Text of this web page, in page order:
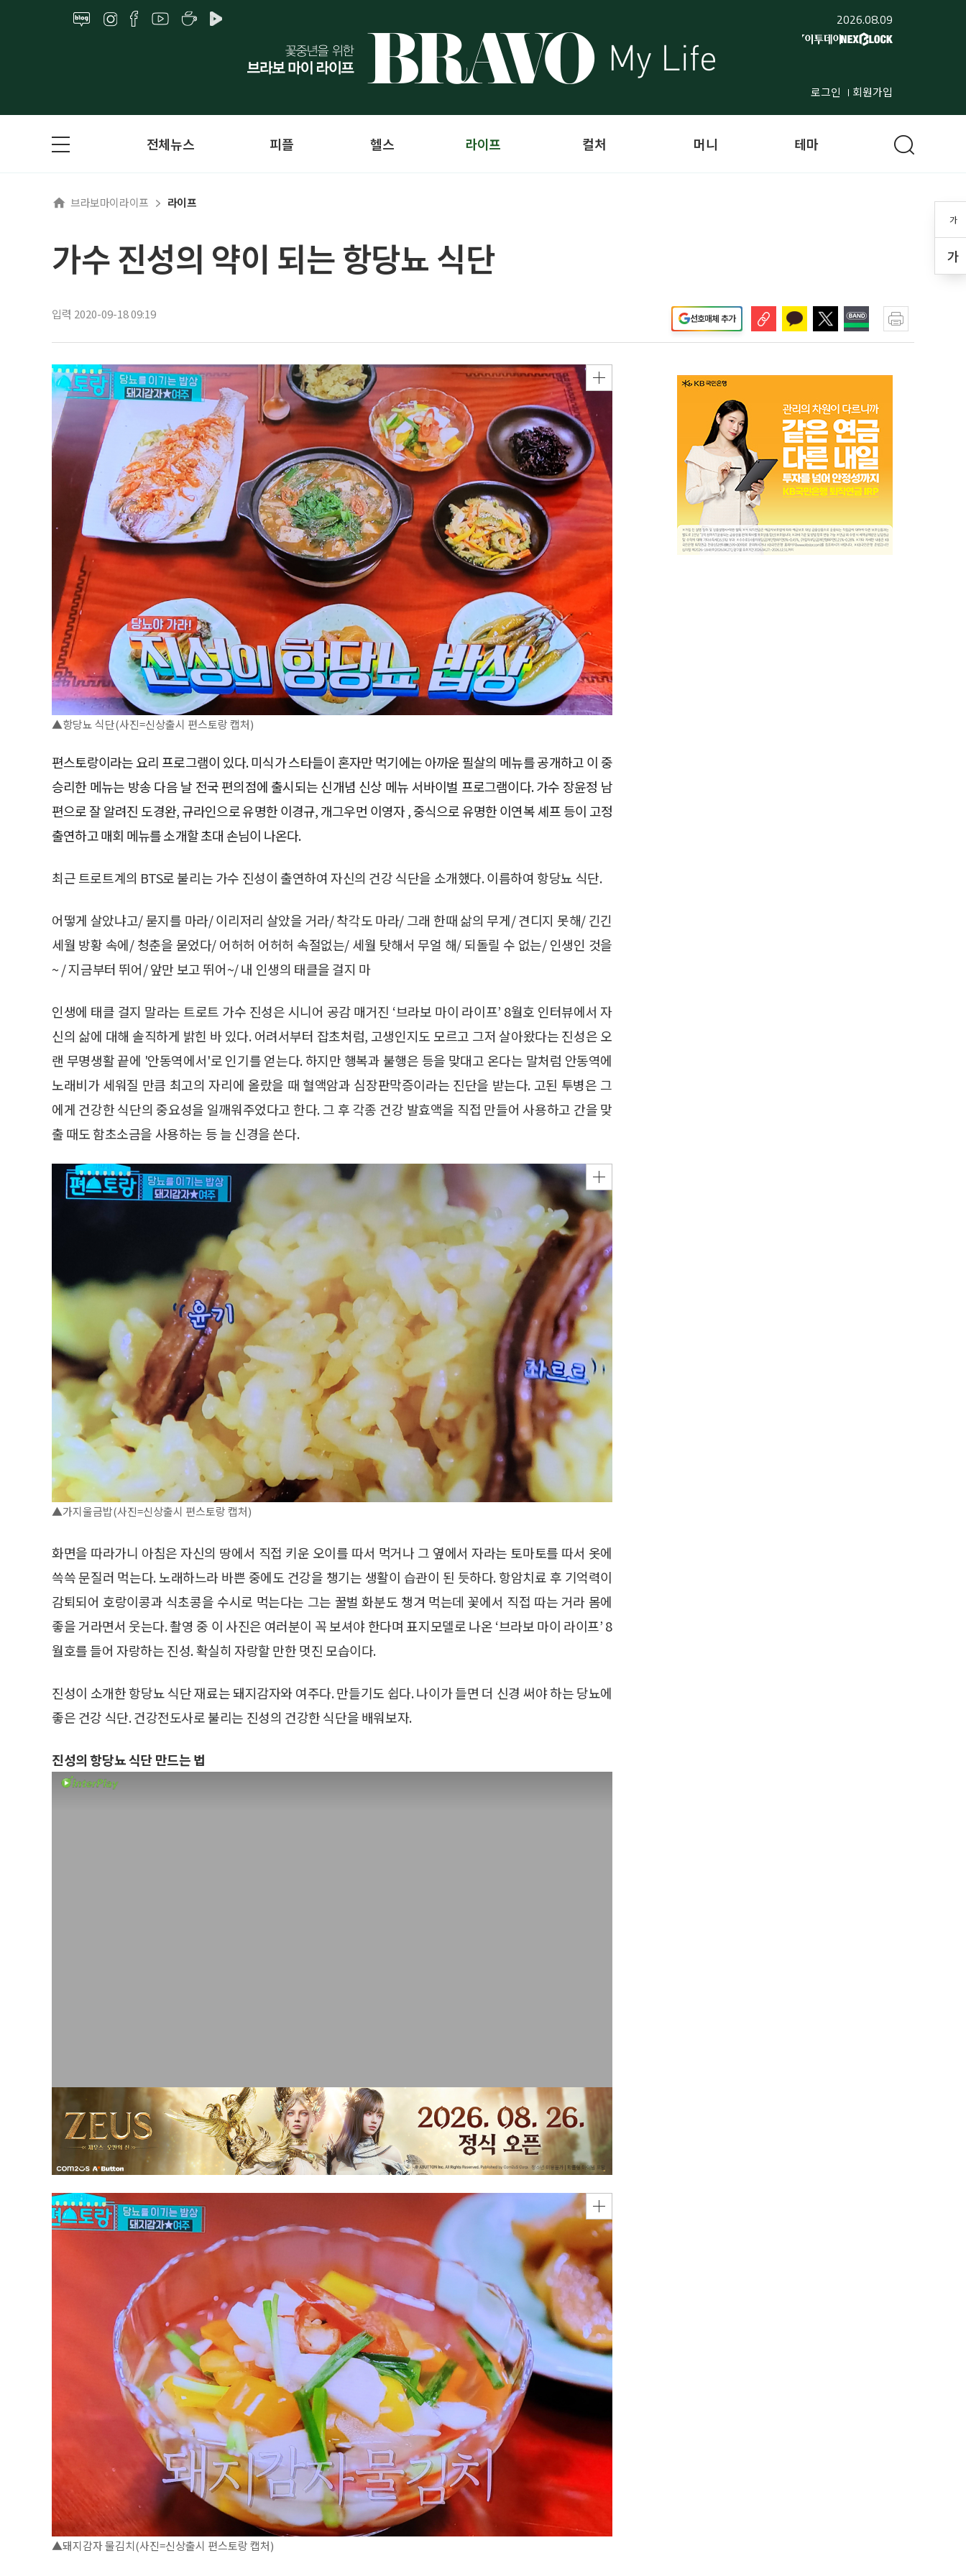
2026.08.09
로그인 회원가입
가
가
전체뉴스 피플 헬스 라이프 컬처 머니 테마
브라보마이라이프 라이프
가수 진성의 약이 되는 항당뇨 식단
입력 2020-09-18 09:19 선호매체 추가
▲항당뇨 식단(사진=신상출시 편스토랑 캡처)
편스토랑이라는 요리 프로그램이 있다. 미식가 스타들이 혼자만 먹기에는 아까운 필살의 메뉴를 공개하고 이 중
승리한 메뉴는 방송 다음 날 전국 편의점에 출시되는 신개념 신상 메뉴 서바이벌 프로그램이다. 가수 장윤정 남
편으로 잘 알려진 도경완, 규라인으로 유명한 이경규, 개그우먼 이영자 , 중식으로 유명한 이연복 셰프 등이 고정
출연하고 매회 메뉴를 소개할 초대 손님이 나온다.
최근 트로트계의 BTS로 불리는 가수 진성이 출연하여 자신의 건강 식단을 소개했다. 이름하여 항당뇨 식단.
어떻게 살았냐고/ 묻지를 마라/ 이리저리 살았을 거라/ 착각도 마라/ 그래 한때 삶의 무게/ 견디지 못해/ 긴긴
세월 방황 속에/ 청춘을 묻었다/ 어허허 어허허 속절없는/ 세월 탓해서 무얼 해/ 되돌릴 수 없는/ 인생인 것을
~ / 지금부터 뛰어/ 앞만 보고 뛰어~/ 내 인생의 태클을 걸지 마
인생에 태클 걸지 말라는 트로트 가수 진성은 시니어 공감 매거진 ‘브라보 마이 라이프’ 8월호 인터뷰에서 자
신의 삶에 대해 솔직하게 밝힌 바 있다. 어려서부터 잡초처럼, 고생인지도 모르고 그저 살아왔다는 진성은 오
랜 무명생활 끝에 '안동역에서'로 인기를 얻는다. 하지만 행복과 불행은 등을 맞대고 온다는 말처럼 안동역에
노래비가 세워질 만큼 최고의 자리에 올랐을 때 혈액암과 심장판막증이라는 진단을 받는다. 고된 투병은 그
에게 건강한 식단의 중요성을 일깨워주었다고 한다. 그 후 각종 건강 발효액을 직접 만들어 사용하고 간을 맞
출 때도 함초소금을 사용하는 등 늘 신경을 쓴다.
▲가지울금밥(사진=신상출시 편스토랑 캡처)
화면을 따라가니 아침은 자신의 땅에서 직접 키운 오이를 따서 먹거나 그 옆에서 자라는 토마토를 따서 옷에
쓱쓱 문질러 먹는다. 노래하느라 바쁜 중에도 건강을 챙기는 생활이 습관이 된 듯하다. 항암치료 후 기억력이
감퇴되어 호랑이콩과 식초콩을 수시로 먹는다는 그는 꿀벌 화분도 챙겨 먹는데 꽃에서 직접 따는 거라 몸에
좋을 거라면서 웃는다. 촬영 중 이 사진은 여러분이 꼭 보셔야 한다며 표지모델로 나온 ‘브라보 마이 라이프’ 8
월호를 들어 자랑하는 진성. 확실히 자랑할 만한 멋진 모습이다.
진성이 소개한 항당뇨 식단 재료는 돼지감자와 여주다. 만들기도 쉽다. 나이가 들면 더 신경 써야 하는 당뇨에
좋은 건강 식단. 건강전도사로 불리는 진성의 건강한 식단을 배워보자.
진성의 항당뇨 식단 만드는 법
▲돼지감자 물김치(사진=신상출시 편스토랑 캡처)